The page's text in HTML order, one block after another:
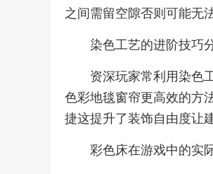
之间需留空隙否则可能无
染色工艺的进阶技巧
资深玩家常利用染色
色彩地毯窗帘更高效的方
捷这提升了装饰自由度让
彩色床在游戏中的实